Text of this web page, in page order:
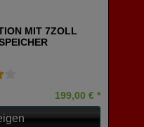
MIT 7ZOLL
199,00 € *